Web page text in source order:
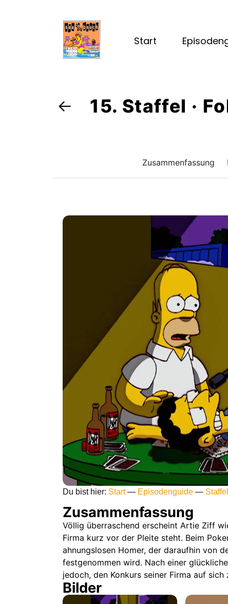
Start
← 15. Staffel ·
Zusammenfassung
Du bist hier: Start— Episodenguide —
Zusammenfassung
Völlig überraschend erscheint Artie Ziff
Firma kurz vor der Pleite steht. Beim
ahnungslosen Homer, der daraufhin von
festgenommen wird. Nach einer
jedoch, den Konkurs seiner Firma auf
Bilder